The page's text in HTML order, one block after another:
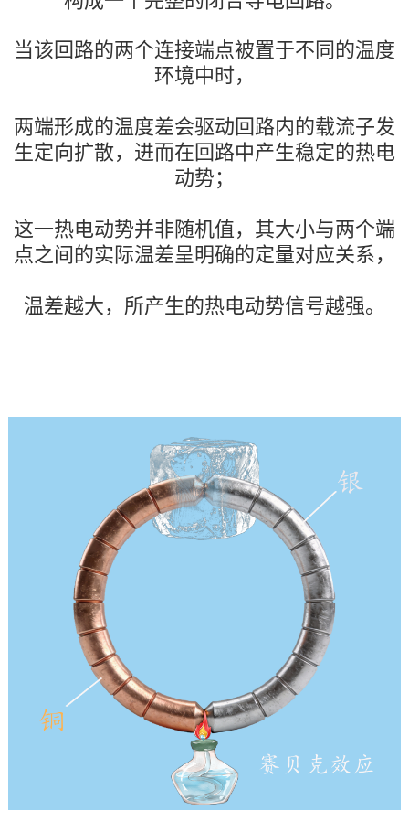
当该回路的两个连接端点被置于不同的温度
环境中时，
两端形成的温度差会驱动回路内的载流子发
生定向扩散，进而在回路中产生稳定的热电
动势；
这一热电动势并非随机值，其大小与两个端
点之间的实际温差呈明确的定量对应关系，
温差越大，所产生的热电动势信号越强。